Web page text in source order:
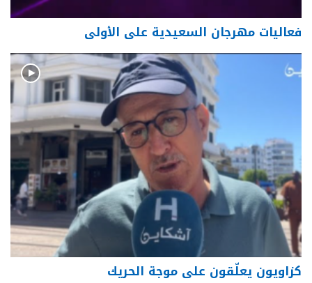
فعاليات مهرجان السعيدية على الأولى
كزاويون يعلّقون على موجة الحريك